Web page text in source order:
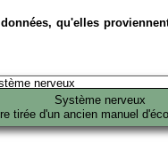
qu'elles
Système nerveux
tirée d'un ancien manuel